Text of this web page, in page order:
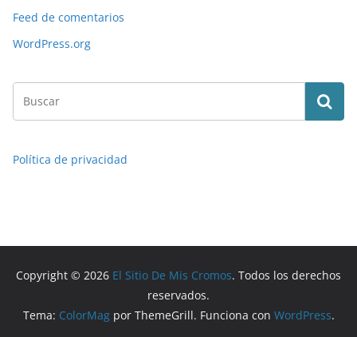
Feed de comentarios
WordPress.org
Política de privacidad
Copyright © 2026 El Sitio De Mis Cromos. Todos los derechos
reservados.
Tema: ColorMagpor ThemeGrill. Funciona con WordPress.